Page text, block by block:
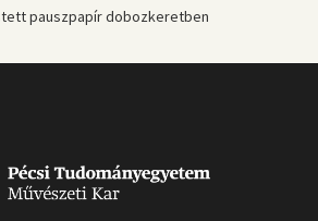
pauszpapír dobozkeretben